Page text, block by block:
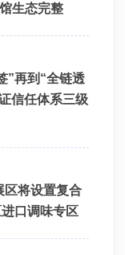
生态完整
”再到“全链透
信任体系三级
区将设置复合
口调味专区